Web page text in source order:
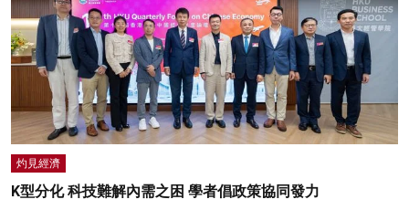
灼見經濟
K型分化 科技難解內需之困 學者倡政策協同發力